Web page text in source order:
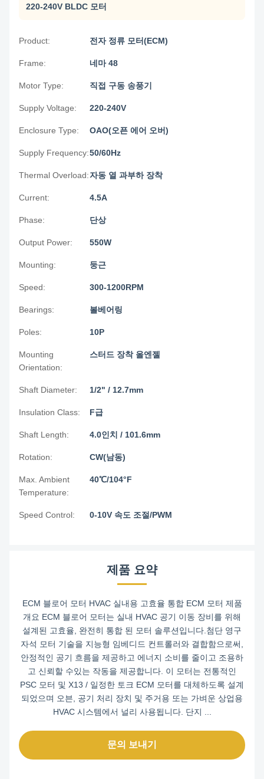
220-240V BLDC 모터
Product: 전자 정류 모터(ECM)
Frame: 네마 48
Motor Type: 직접 구동 송풍기
Supply Voltage: 220-240V
Enclosure Type: OAO(오픈 에어 오버)
Supply Frequency:50/60Hz
Thermal Overload:자동 열 과부하 장착
Current: 4.5A
Phase: 단상
Output Power: 550W
Mounting: 둥근
Speed: 300-1200RPM
Bearings: 볼베어링
Poles: 10P
Mounting
Orientation:
스터드 장착 올엔젤
Shaft Diameter: 1/2" / 12.7mm
Insulation Class: F급
Shaft Length: 4.0인치 / 101.6mm
Rotation: CW(남동)
Max. Ambient
Temperature:
40℃/104°F
Speed Control: 0-10V 속도 조절/PWM
제품 요약
ECM 블로어 모터 HVAC 실내용 고효율 통합 ECM 모터 제품
개요 ECM 블로어 모터는 실내 HVAC 공기 이동 장비를 위해
설계된 고효율, 완전히 통합 된 모터 솔루션입니다.첨단 영구
자석 모터 기술을 지능형 임베디드 컨트롤러와 결합함으로써,
안정적인 공기 흐름을 제공하고 에너지 소비를 줄이고 조용하
고 신뢰할 수있는 작동을 제공합니다. 이 모터는 전통적인
PSC 모터 및 X13 / 일정한 토크 ECM 모터를 대체하도록 설계
되었으며 오븐, 공기 처리 장치 및 주거용 또는 가벼운 상업용
HVAC 시스템에서 널리 사용됩니다. 단지 ...
문의 보내기